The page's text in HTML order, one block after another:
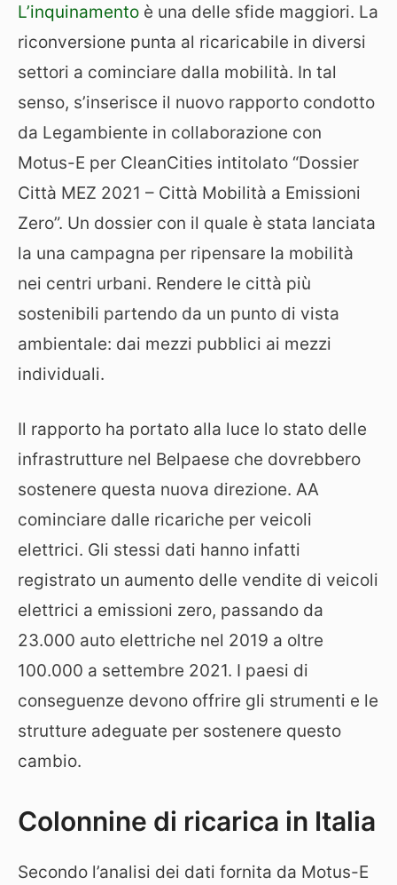
L’inquinamento è una delle sfide maggiori. La
riconversione punta al ricaricabile in diversi
settori a cominciare dalla mobilità. In tal
senso, s’inserisce il nuovo rapporto condotto
da Legambiente in collaborazione con
Motus-E per CleanCities intitolato “Dossier
Città MEZ 2021 – Città Mobilità a Emissioni
Zero”. Un dossier con il quale è stata lanciata
la una campagna per ripensare la mobilità
nei centri urbani. Rendere le città più
sostenibili partendo da un punto di vista
ambientale: dai mezzi pubblici ai mezzi
individuali.
Il rapporto ha portato alla luce lo stato delle
infrastrutture nel Belpaese che dovrebbero
sostenere questa nuova direzione. AA
cominciare dalle ricariche per veicoli
elettrici. Gli stessi dati hanno infatti
registrato un aumento delle vendite di veicoli
elettrici a emissioni zero, passando da
23.000 auto elettriche nel 2019 a oltre
100.000 a settembre 2021. I paesi di
conseguenze devono offrire gli strumenti e le
strutture adeguate per sostenere questo
cambio.
Colonnine di ricarica in Italia
Secondo l’analisi dei dati fornita da Motus-E